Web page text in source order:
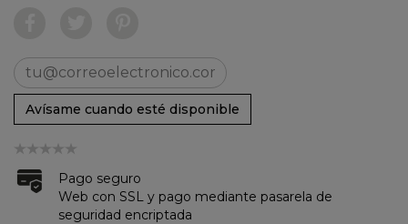
Avísame cuando esté disponible
Pago seguro
Web con SSL y pago mediante pasarela de
seguridad encriptada